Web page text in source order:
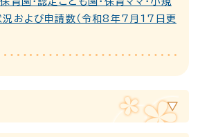
況および申請数（令和8年7月17日更